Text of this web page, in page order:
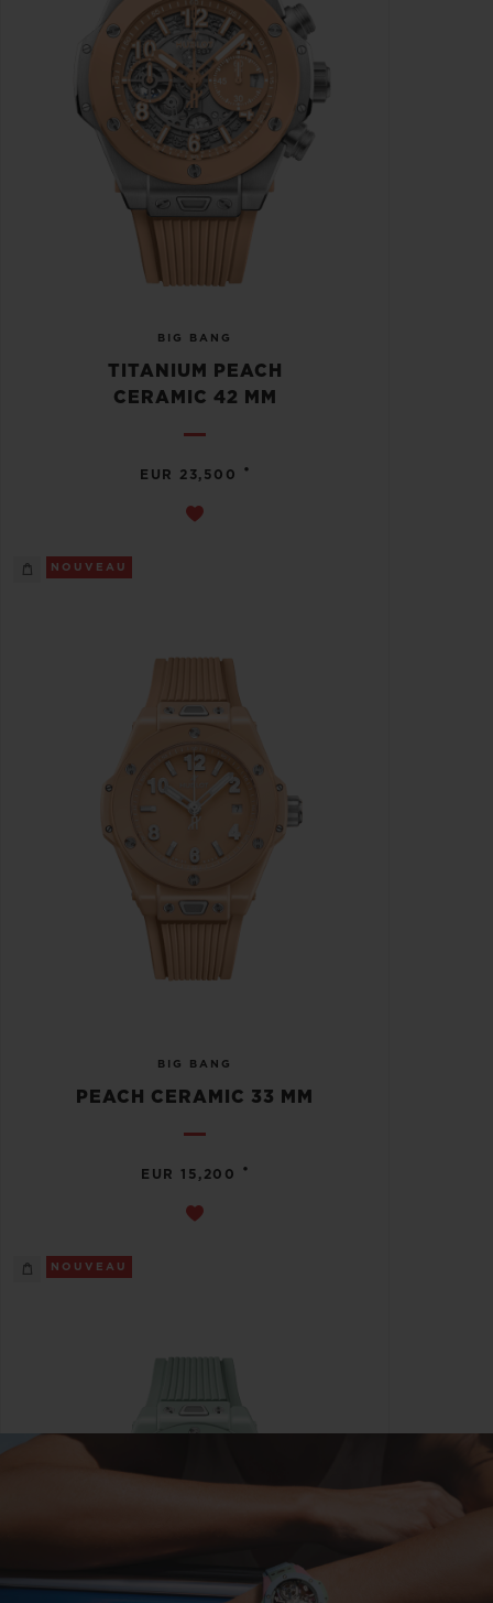
BIG BANG
TITANIUM PEACH
CERAMIC 42 MM
EUR 23,500 •
NOUVEAU
BIG BANG
PEACH CERAMIC 33 MM
EUR 15,200 •
NOUVEAU